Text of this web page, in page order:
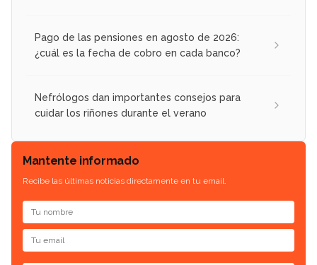
Pago de las pensiones en agosto de 2026:
¿cuál es la fecha de cobro en cada banco?
Nefrólogos dan importantes consejos para
cuidar los riñones durante el verano
Mantente informado
Recibe las últimas noticias directamente en tu email.